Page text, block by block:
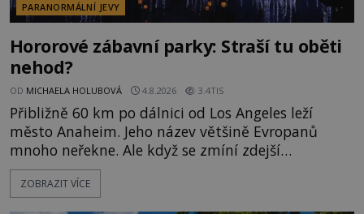
PARANORMÁLNÍ JEVY
Hororové zábavní parky: Straší tu oběti
nehod?
OD MICHAELA HOLUBOVÁ 4.8.2026 3.4TIS
Přibližně 60 km po dálnici od Los Angeles leží
město Anaheim. Jeho název většině Evropanů
mnoho neřekne. Ale když se zmíní zdejší
Disneyland, je hned jasno. Zábavní park vyroste na
poklidném místě bývalého sadu pomerančovníků.
ZOBRAZIT VÍCE